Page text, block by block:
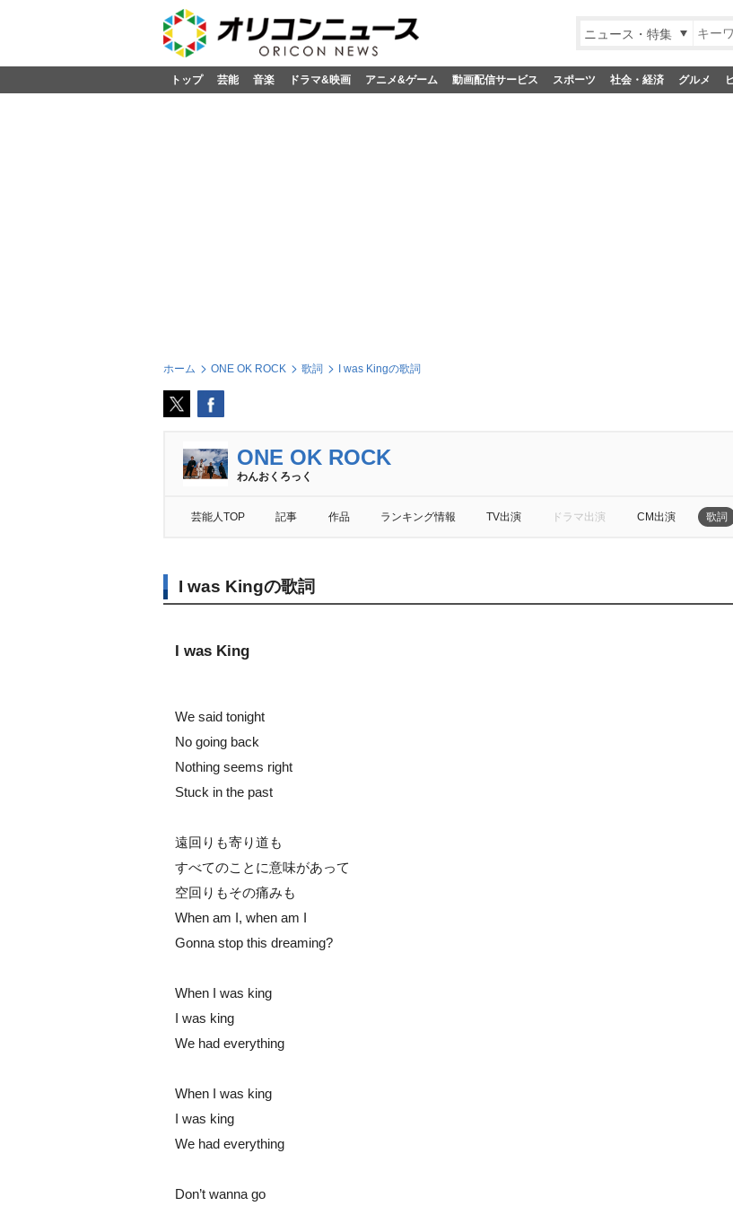
ニュース・特集
トップ 芸能 音楽 ドラマ&映画 アニメ&ゲーム 動画配信サービス スポーツ 社会・経済 グルメ
ホーム ONE OK ROCK 歌詞 I was Kingの歌詞
ONE OK ROCK
わんおくろっく
芸能人TOP 記事 作品 ランキング情報 TV出演 ドラマ出演 CM出演 歌詞
I was Kingの歌詞
I was King
We said tonight
No going back
Nothing seems right
Stuck in the past
遠回りも寄り道も
すべてのことに意味があって
空回りもその痛みも
When am I, when am I
Gonna stop this dreaming?
When I was king
I was king
We had everything
When I was king
I was king
We had everything
Don’t wanna go